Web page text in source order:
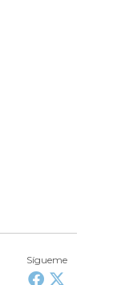
Sígueme